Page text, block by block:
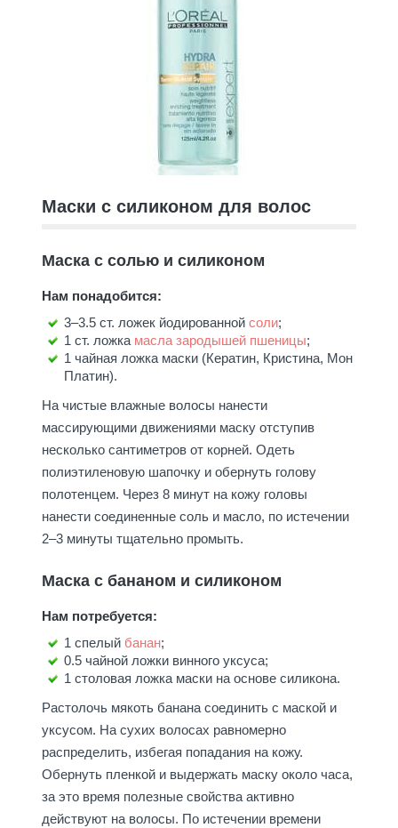
Маски с силиконом для волос
Маска с солью и силиконом
Нам понадобится:
3–3.5 ст. ложек йодированной соли;
1 ст. ложка масла зародышей пшеницы;
1 чайная ложка маски (Кератин, Кристина, Мон
Платин).
На чистые влажные волосы нанести
массирующими движениями маску отступив
несколько сантиметров от корней. Одеть
полиэтиленовую шапочку и обернуть голову
полотенцем. Через 8 минут на кожу головы
нанести соединенные соль и масло, по истечении
2–3 минуты тщательно промыть.
Маска с бананом и силиконом
Нам потребуется:
1 спелый банан;
0.5 чайной ложки винного уксуса;
1 столовая ложка маски на основе силикона.
Растолочь мякоть банана соединить с маской и
уксусом. На сухих волосах равномерно
распределить, избегая попадания на кожу.
Обернуть пленкой и выдержать маску около часа,
за это время полезные свойства активно
действуют на волосы. По истечении времени